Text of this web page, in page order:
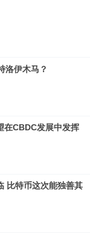
洛伊木马？
在CBDC发展中发挥
比特币这次能独善其